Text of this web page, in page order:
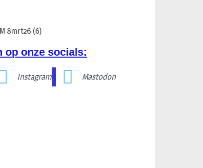
op onze socials:
Instagram Mastodon